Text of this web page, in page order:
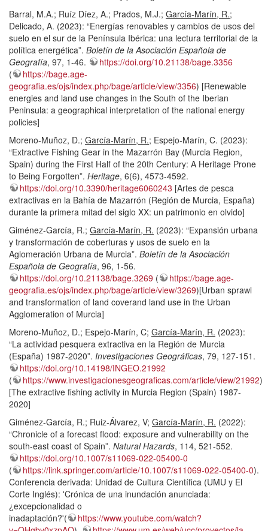
Barral, M.A.; Ruíz Díez, A.; Prados, M.J.; García-Marín, R.;
Delicado, A. (2023): “Energías renovables y cambios de usos del
suelo en el sur de la Península Ibérica: una lectura territorial de la
política energética”. Boletín de la Asociación Española de
Geografía, 97, 1-46.
https://doi.org/10.21138/bage.3356
(
https://bage.age-
geografia.es/ojs/index.php/bage/article/view/3356) [Renewable
energies and land use changes in the South of the Iberian
Peninsula: a geographical interpretation of the national energy
policies]
Moreno-Muñoz, D.; García-Marín, R.; Espejo-Marín, C. (2023):
“Extractive Fishing Gear in the Mazarrón Bay (Murcia Region,
Spain) during the First Half of the 20th Century: A Heritage Prone
to Being Forgotten”. Heritage, 6(6), 4573-4592.
https://doi.org/10.3390/heritage6060243 [Artes de pesca
extractivas en la Bahía de Mazarrón (Región de Murcia, España)
durante la primera mitad del siglo XX: un patrimonio en olvido]
Giménez-García, R.; García-Marín, R. (2023): “Expansión urbana
y transformación de coberturas y usos de suelo en la
Aglomeración Urbana de Murcia”. Boletín de la Asociación
Española de Geografía, 96, 1-56.
https://doi.org/10.21138/bage.3269 (
https://bage.age-
geografia.es/ojs/index.php/bage/article/view/3269)[Urban sprawl
and transformation of land coverand land use in the Urban
Agglomeration of Murcia]
Moreno-Muñoz, D.; Espejo-Marín, C; García-Marín, R. (2023):
“La actividad pesquera extractiva en la Región de Murcia
(España) 1987-2020”. Investigaciones Geográficas, 79, 127-151.
https://doi.org/10.14198/INGEO.21992
(
https://www.investigacionesgeograficas.com/article/view/21992)
[The extractive fishing activity in Murcia Region (Spain) 1987-
2020]
Giménez-García, R.; Ruiz-Álvarez, V; García-Marín, R. (2022):
“Chronicle of a forecast flood: exposure and vulnerability on the
south-east coast of Spain”. Natural Hazards, 114, 521-552.
https://doi.org/10.1007/s11069-022-05400-0
(
https://link.springer.com/article/10.1007/s11069-022-05400-0).
Conferencia derivada: Unidad de Cultura Científica (UMU y El
Corte Inglés): 'Crónica de una inundación anunciada:
¿excepcionalidad o
inadaptación?'(
https://www.youtube.com/watch?